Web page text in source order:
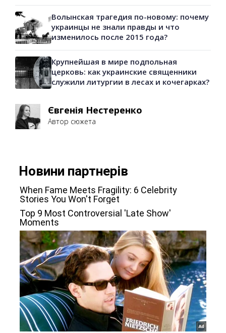
Волынская трагедия по-новому: почему
украинцы не знали правды и что
изменилось после 2015 года?
Крупнейшая в мире подпольная
церковь: как украинские священники
служили литургии в лесах и кочегарках?
Євгенія Нестеренко
Автор сюжета